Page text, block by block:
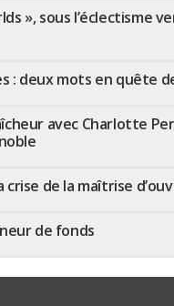
», sous l’éclectisme
: deux mots en quête
avec Charlotte
crise de la maîtrise
de fonds